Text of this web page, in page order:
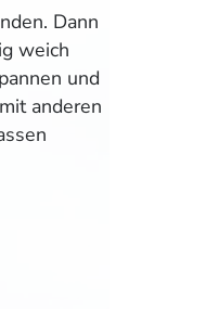
Dann
weich
und
anderen